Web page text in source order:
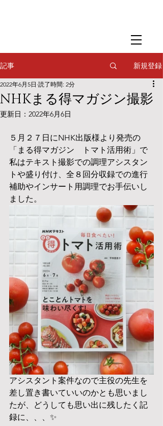
フードスタイリング
記事 新規登録
NHKまる得マガジン撮影
2022年6月5日 読了時間: 2分
更新日： 2022年6月6日
５月２７日にNHK出版様より発売の
「まる得マガジン　トマト活用術」で
私はテキスト撮影での調理アシスタン
トや盛り付け、全８回分収録での進行
補助やインサート用調理でお手伝いし
ました。
アシスタント案件なので主役の先生を
差し置き書いていいのかとも思いまし
たが、どうしても思い出に残したく記
録に、、、✨